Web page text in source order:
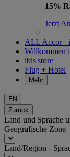
15%
Jetzt
ALL Accor+
Willkommen
ibis store
Flug + Hotel
Mehr
EN
Zurück
Land und Sprache
Geografische Zone
Land/Region -